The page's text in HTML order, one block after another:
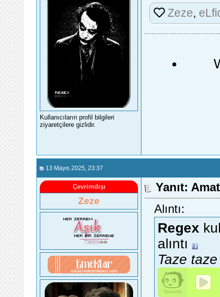
Kullanıcıların profil bilgileri
ziyaretçilere gizlidir.
Zeze,
13 Mayıs 2025 , 23:37
Çevrimdışı
Zeze
Yanıt:
Alıntı:
Regex
alıntı
Taze